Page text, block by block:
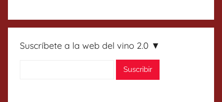
Suscríbete a la web del vino 2.0 ▼